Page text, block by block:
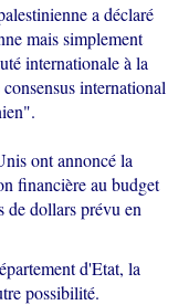
a déclaré
mais simplement
internationale à la
international
ont annoncé la
financière au budget
de dollars prévu en
d'Etat, la
possibilité.